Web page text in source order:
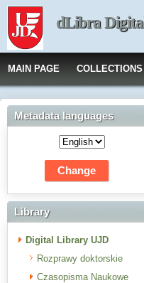
dLibra
MAIN PAGE COLLECTIONS
Metadata languages
Library
Digital Library UJD
Rozprawy doktorskie
Czasopisma Naukowe